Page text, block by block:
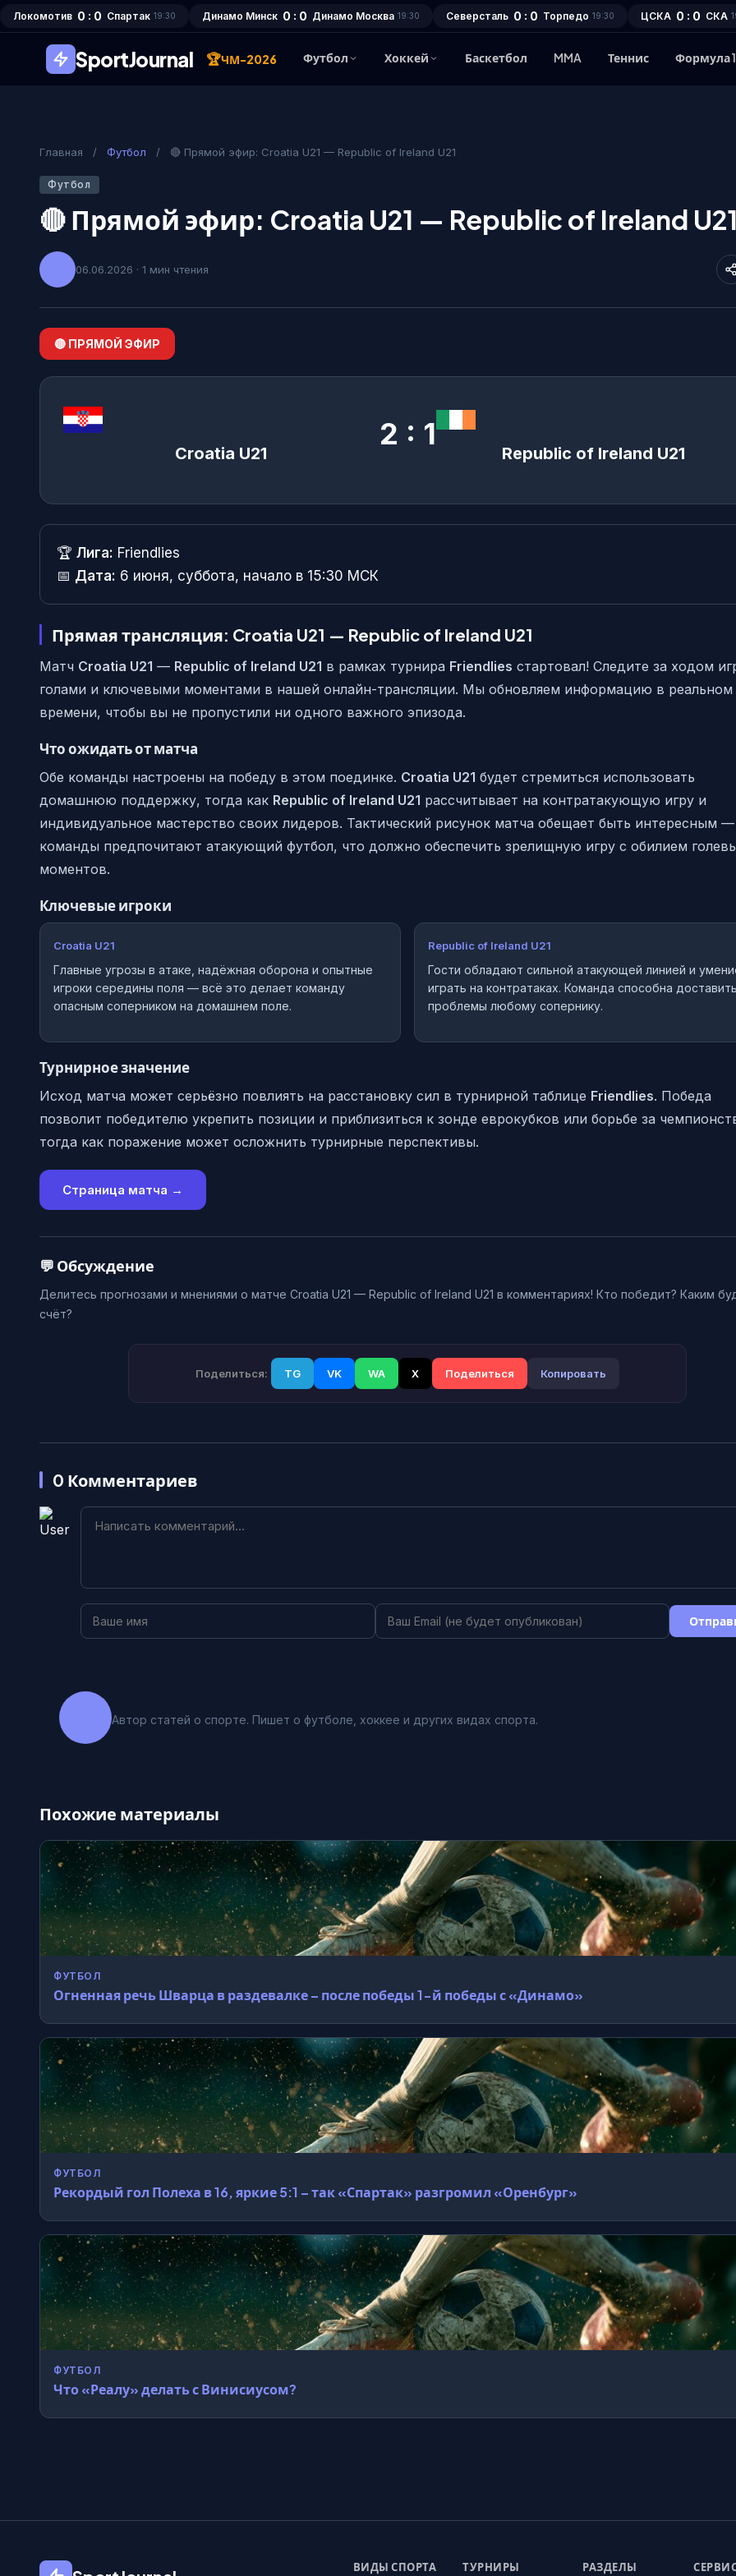
Локомотив 0 : 0 Спартак 19:30 Динамо Минск 0 : 0 Динамо Москва 19:30 Северсталь 0 : 0 Торпедо 19:30 ЦСКА 0 : 0 СКА
SportJournal 🏆ЧМ-2026 Футбол Хоккей Баскетбол MMA Теннис Формула 1
Главная / Футбол / 🔴 Прямой эфир: Croatia U21 — Republic of Ireland U21
Футбол
🔴 Прямой эфир: Croatia U21 — Republic of Ireland
06.06.2026 · 1 мин чтения
🔴 ПРЯМОЙ ЭФИР
Croatia U21
2 : 1
Republic of Ireland U21
🏆 Лига: Friendlies
📅 Дата: 6 июня, суббота, начало в 15:30 МСК
Прямая трансляция: Croatia U21 — Republic of Ireland U21
Матч Croatia U21 — Republic of Ireland U21 в рамках турнира Friendlies стартовал! Следите за ходом
голами и ключевыми моментами в нашей онлайн-трансляции. Мы обновляем информацию в реальном
времени, чтобы вы не пропустили ни одного важного эпизода.
Что ожидать от матча
Обе команды настроены на победу в этом поединке. Croatia U21 будет стремиться использовать
домашнюю поддержку, тогда как Republic of Ireland U21 рассчитывает на контратакующую игру и
индивидуальное мастерство своих лидеров. Тактический рисунок матча обещает быть интересным
команды предпочитают атакующий футбол, что должно обеспечить зрелищную игру с обилием
моментов.
Ключевые игроки
Croatia U21
Главные угрозы в атаке, надёжная оборона и опытные
игроки середины поля — всё это делает команду
опасным соперником на домашнем поле.
Republic of Ireland U21
Гости обладают сильной атакующей линией и
играть на контратаках. Команда способна
проблемы любому сопернику.
Турнирное значение
Исход матча может серьёзно повлиять на расстановку сил в турнирной таблице Friendlies. Победа
позволит победителю укрепить позиции и приблизиться к зонде еврокубков или борьбе за
тогда как поражение может осложнить турнирные перспективы.
Страница матча →
💬 Обсуждение
Делитесь прогнозами и мнениями о матче Croatia U21 — Republic of Ireland U21 в комментариях! Кто победит? Каким
счёт?
Поделиться: TG VK WA X Поделиться Копировать
0 Комментариев
Автор статей о спорте. Пишет о футболе, хоккее и других видах спорта.
Похожие материалы
ФУТБОЛ
Огненная речь Шварца в раздевалке – после победы 1-й победы с «Динамо»
ФУТБОЛ
Рекордый гол Полеха в 16, яркие 5:1 – так «Спартак» разгромил «Оренбург»
ФУТБОЛ
Что «Реалу» делать с Винисиусом?
ВИДЫ СПОРТА ТУРНИРЫ РАЗДЕЛЫ